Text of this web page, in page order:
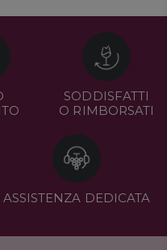
SODDISFATTI
O RIMBORSATI
ASSISTENZA DEDICATA